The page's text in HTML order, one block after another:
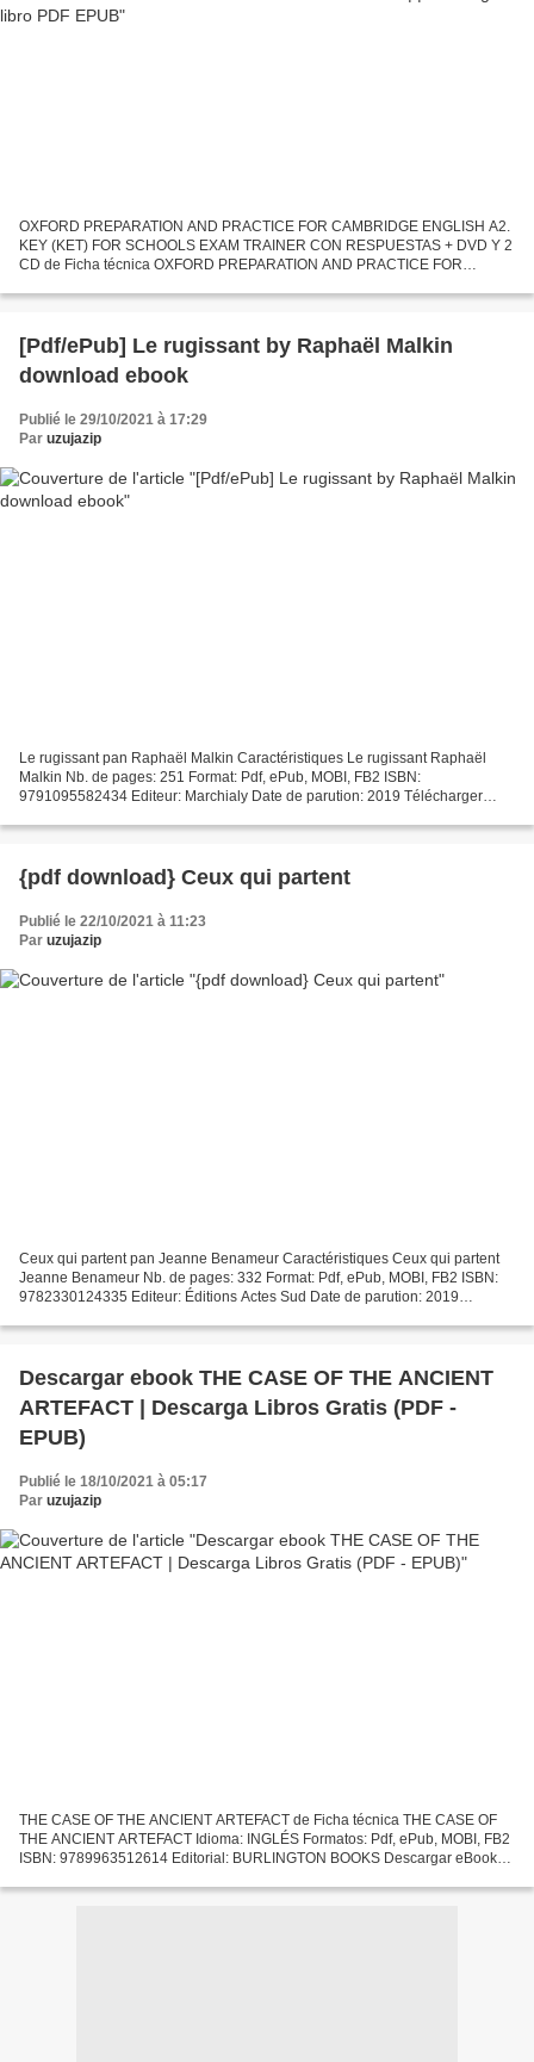
OXFORD PREPARATION AND PRACTICE FOR CAMBRIDGE ENGLISH A2.
KEY (KET) FOR SCHOOLS EXAM TRAINER CON RESPUESTAS + DVD Y 2
CD de Ficha técnica OXFORD PREPARATION AND PRACTICE FOR
CON RESPUESTAS + DVD...
[Pdf/ePub] Le rugissant by Raphaël Malkin
download ebook
Publié le 29/10/2021 à 17:29
Par uzujazip
Le rugissant pan Raphaël Malkin Caractéristiques Le rugissant Raphaël
Malkin Nb. de pages: 251 Format: Pdf, ePub, MOBI, FB2 ISBN:
9791095582434 Editeur: Marchialy Date de parution: 2019 Télécharger
{pdf download} Ceux qui partent
Publié le 22/10/2021 à 11:23
Par uzujazip
Ceux qui partent pan Jeanne Benameur Caractéristiques Ceux qui partent
Jeanne Benameur Nb. de pages: 332 Format: Pdf, ePub, MOBI, FB2 ISBN:
9782330124335 Editeur: Éditions Actes Sud Date de parution: 2019
Descargar ebook THE CASE OF THE ANCIENT
ARTEFACT | Descarga Libros Gratis (PDF -
EPUB)
Publié le 18/10/2021 à 05:17
Par uzujazip
THE CASE OF THE ANCIENT ARTEFACT de Ficha técnica THE CASE OF
THE ANCIENT ARTEFACT Idioma: INGLÉS Formatos: Pdf, ePub, MOBI, FB2
ISBN: 9789963512614 Editorial: BURLINGTON BOOKS Descargar eBook